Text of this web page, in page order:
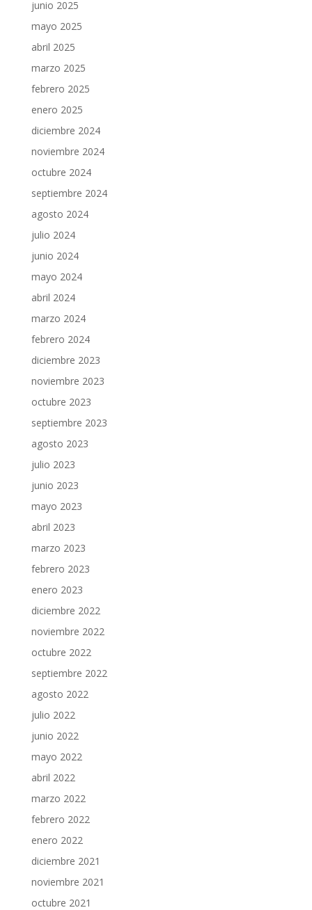
junio 2025
mayo 2025
abril 2025
marzo 2025
febrero 2025
enero 2025
diciembre 2024
noviembre 2024
octubre 2024
septiembre 2024
agosto 2024
julio 2024
junio 2024
mayo 2024
abril 2024
marzo 2024
febrero 2024
diciembre 2023
noviembre 2023
octubre 2023
septiembre 2023
agosto 2023
julio 2023
junio 2023
mayo 2023
abril 2023
marzo 2023
febrero 2023
enero 2023
diciembre 2022
noviembre 2022
octubre 2022
septiembre 2022
agosto 2022
julio 2022
junio 2022
mayo 2022
abril 2022
marzo 2022
febrero 2022
enero 2022
diciembre 2021
noviembre 2021
octubre 2021